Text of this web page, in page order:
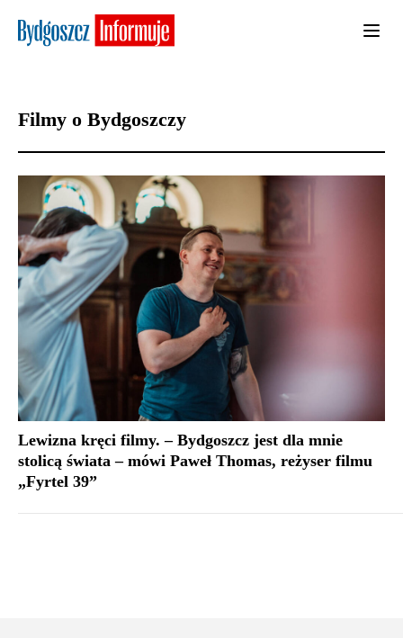
Filmy o Bydgoszczy
Lewizna kręci filmy. – Bydgoszcz jest dla mnie
stolicą świata – mówi Paweł Thomas, reżyser filmu
„Fyrtel 39”